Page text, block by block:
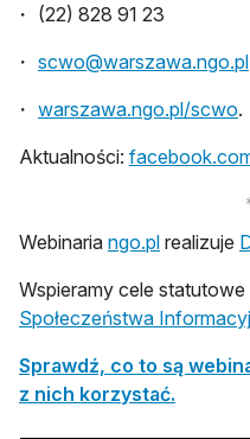
(22) 828 91 23
scwo@warszawa.ngo.pl
warszawa.ngo.pl/scwo.
Aktualności:
Webinaria ngo.plotwiera
realizuje
Wspieramy cele statutowe
Społeczeństwa
Sprawdź, co to są
z nich korzystać.